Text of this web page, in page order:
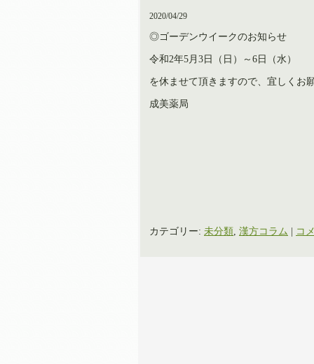
2020/04/29
◎ゴーデンウイークのお知らせ
令和2年5月3日（日）～6日（水）
を休ませて頂きますので、宜しくお
成美薬局
カテゴリー: 未分類 漢方コラム コ